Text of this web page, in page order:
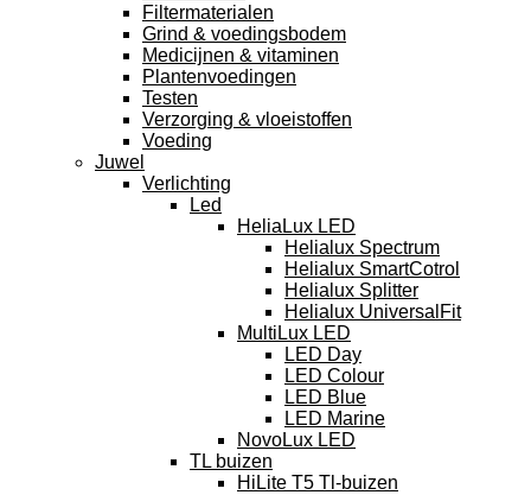
Filtermaterialen
Grind & voedingsbodem
Medicijnen & vitaminen
Plantenvoedingen
Testen
Verzorging & vloeistoffen
Voeding
Juwel
Verlichting
Led
HeliaLux LED
Helialux Spectrum
Helialux SmartCotrol
Helialux Splitter
Helialux UniversalFit
MultiLux LED
LED Day
LED Colour
LED Blue
LED Marine
NovoLux LED
TL buizen
HiLite T5 Tl-buizen